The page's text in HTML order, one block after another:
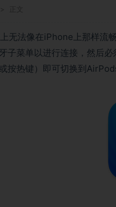
无法像在iPhone上那样流
子菜单以进行连接，然后
按热键）即可切换到